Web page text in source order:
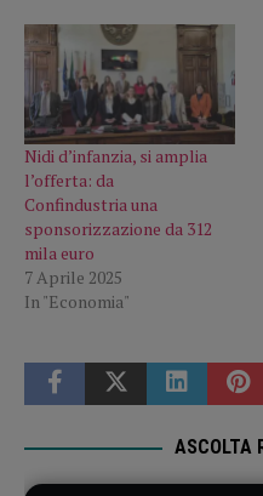
Nidi d’infanzia, si amplia
l’offerta: da
Confindustria una
sponsorizzazione da 312
mila euro
7 Aprile 2025
In "Economia"
ASCOLTA